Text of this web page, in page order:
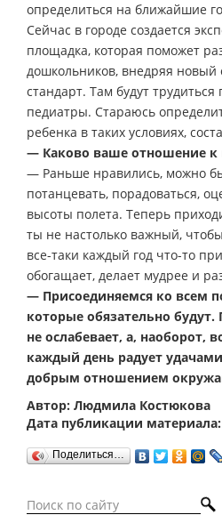
определиться на ближайшие
Сейчас в городе создается
площадка, которая поможет
дошкольников, внедряя новый
стандарт. Там будут трудиться
педиатры. Стараюсь
ребенка в таких условиях,
— Каково ваше отношение к
— Раньше нравились, можно
потанцевать, порадоваться,
высоты полета. Теперь
ты не настолько важный,
все-таки каждый год что-то
обогащает, делает мудрее и
— Присоединяемся ко всем
которые обязательно
не ослабевает, а, наоборот,
каждый день радует
добрым отношением
Автор: Людмила Костюкова
Дата публикации материала:
Поделиться…